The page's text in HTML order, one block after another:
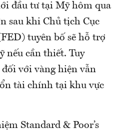
đầu tư tại Mỹ hôm qua
sau khi Chủ tịch Cục
tuyên bố sẽ hỗ trợ
nếu cần thiết. Tuy
với vàng hiện vẫn
tài chính tại khu vực
Standard & Poor’s